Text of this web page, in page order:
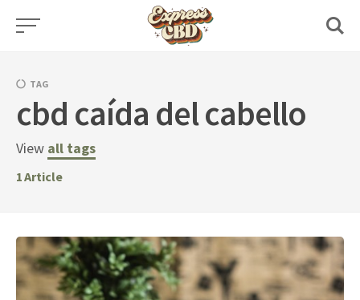
Skip
TAG
cbd caída del cabello
View all tags
1Article